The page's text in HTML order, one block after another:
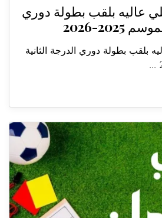
عاليه بلقب بطولة دوري
2026
بلقب بطولة دوري الدرجة الثانية